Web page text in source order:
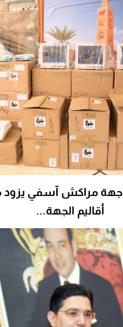
جهة مراكش آسفي
أقاليم الجهة...